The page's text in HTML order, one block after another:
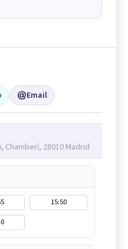
Email
Chamberí, 28010 Madrid
15:50